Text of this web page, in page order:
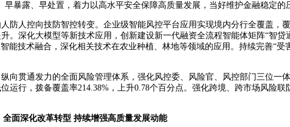
暴露、早处置，着力以高水平安全保障高质量发展，当好维护金融稳定的
防人控向技防智控转变。企业级智能风控平台应用实现境内分行全覆盖，
。深化大模型等新技术应用，创新建设新一代融资全流程智能体矩阵“智贷
能技术融合，深化相关技术在农业种植、林地等领域的应用。持续完善“受
向贯通发力的全面风险管理体系，强化风控委、风险官、风控部门三位一
运行，拨备覆盖率214.38%，上升0.78个百分点。强化跨境、跨市场风险联
全面深化改革转型 持续增强高质量发展动能